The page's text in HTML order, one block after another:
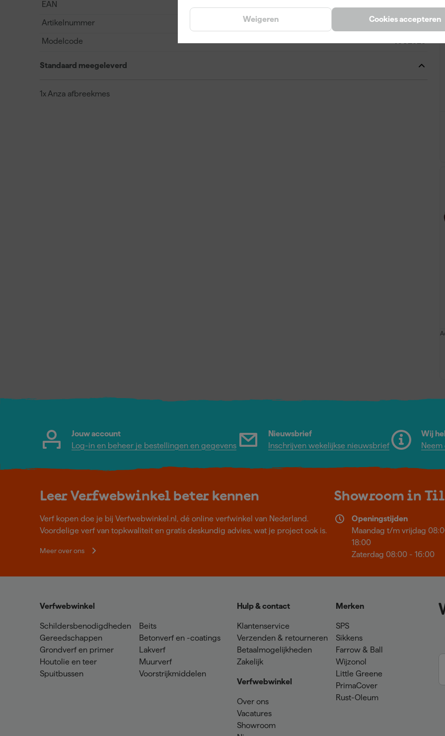
Cookies accepteren
Weigeren
EAN
Artikelnummer 343999
Modelcode 1032525
Standaard meegeleverd
1x Anza afbreekmes
Jouw account
Log-in en beheer je bestellingen en gegevens
Nieuwsbrief
Inschrijven wekelijkse nieuwsbrief
Wij
Leer Verfwebwinkel beter kennen
Verf kopen doe je bij Verfwebwinkel.nl, dé online verfwinkel van Nederland.
Voordelige verf van topkwaliteit en gratis deskundig advies, wat je project ook is.
Meer over ons
Showroom in
Openingstijden
Maandag t/m vrijdag
18:00
Zaterdag 08:00 - 16:00
Verfwebwinkel
Schildersbenodigdheden
Gereedschappen
Grondverf en primer
Houtolie en teer
Spuitbussen
Beits
Betonverf en -coatings
Lakverf
Muurverf
Voorstrijkmiddelen
Hulp & contact
Klantenservice
Verzenden & retourneren
Betaalmogelijkheden
Zakelijk
Verfwebwinkel
Over ons
Vacatures
Showroom
Merken
SPS
Sikkens
Farrow & Ball
Wijzonol
Little Greene
PrimaCover
Rust-Oleum